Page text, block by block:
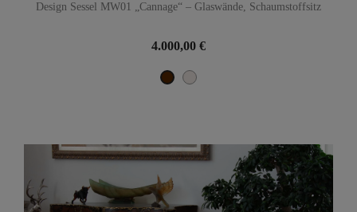
Design Sessel MW01 „Cannage“ – Glaswände, Schaumstoffsitz
4.000,00 €
BraunPerle